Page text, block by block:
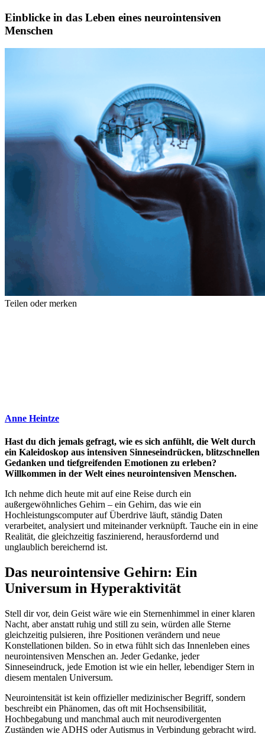
Einblicke in das Leben eines neurointensiven
Menschen
Teilen oder merken
Anne Heintze
Hast du dich jemals gefragt, wie es sich anfühlt, die Welt durch
ein Kaleidoskop aus intensiven Sinneseindrücken, blitzschnellen
Gedanken und tiefgreifenden Emotionen zu erleben?
Willkommen in der Welt eines neurointensiven Menschen.
Ich nehme dich heute mit auf eine Reise durch ein
außergewöhnliches Gehirn – ein Gehirn, das wie ein
Hochleistungscomputer auf Überdrive läuft, ständig Daten
verarbeitet, analysiert und miteinander verknüpft. Tauche ein in eine
Realität, die gleichzeitig faszinierend, herausfordernd und
unglaublich bereichernd ist.
Das neurointensive Gehirn: Ein
Universum in Hyperaktivität
Stell dir vor, dein Geist wäre wie ein Sternenhimmel in einer klaren
Nacht, aber anstatt ruhig und still zu sein, würden alle Sterne
gleichzeitig pulsieren, ihre Positionen verändern und neue
Konstellationen bilden. So in etwa fühlt sich das Innenleben eines
neurointensiven Menschen an. Jeder Gedanke, jeder
Sinneseindruck, jede Emotion ist wie ein heller, lebendiger Stern in
diesem mentalen Universum.
Neurointensität ist kein offizieller medizinischer Begriff, sondern
beschreibt ein Phänomen, das oft mit Hochsensibilität,
Hochbegabung und manchmal auch mit neurodivergenten
Zuständen wie ADHS oder Autismus in Verbindung gebracht wird.